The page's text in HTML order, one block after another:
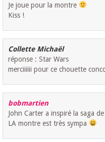
Je joue pour la montre
Kiss !
Collette Michaël
réponse : Star Wars
merciiiiii pour ce chouette
bobmartien
John Carter a inspiré la saga
LA montre est très sympa